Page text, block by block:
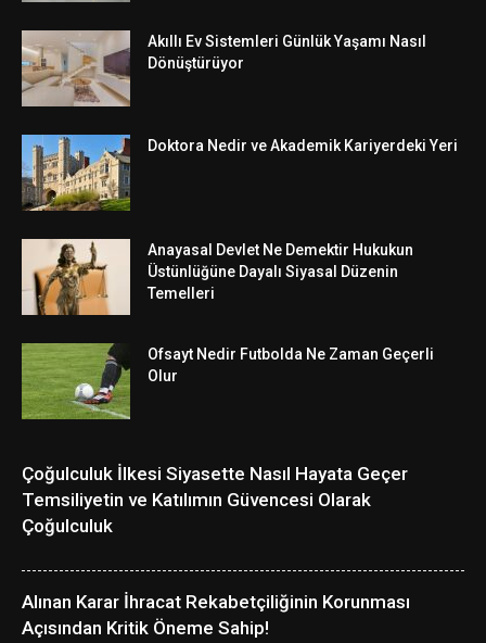
Akıllı Ev Sistemleri Günlük Yaşamı Nasıl
Dönüştürüyor
Doktora Nedir ve Akademik Kariyerdeki Yeri
Anayasal Devlet Ne Demektir Hukukun
Üstünlüğüne Dayalı Siyasal Düzenin
Temelleri
Ofsayt Nedir Futbolda Ne Zaman Geçerli
Olur
Çoğulculuk İlkesi Siyasette Nasıl Hayata Geçer
Temsiliyetin ve Katılımın Güvencesi Olarak
Çoğulculuk
Alınan Karar İhracat Rekabetçiliğinin Korunması
Açısından Kritik Öneme Sahip!